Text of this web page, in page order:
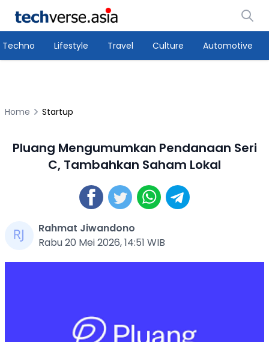
Techno Lifestyle Travel Culture Automotive
Home Startup
Pluang Mengumumkan Pendanaan Seri
C, Tambahkan Saham Lokal
Rahmat Jiwandono
Rabu 20 Mei 2026, 14:51 WIB